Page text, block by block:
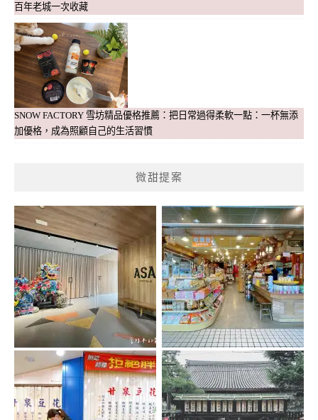
百年老城一次收藏
SNOW FACTORY 雪坊精品優格推薦：把日常過得柔軟一點：一杯無添
加優格，成為照顧自己的生活習慣
微甜提案